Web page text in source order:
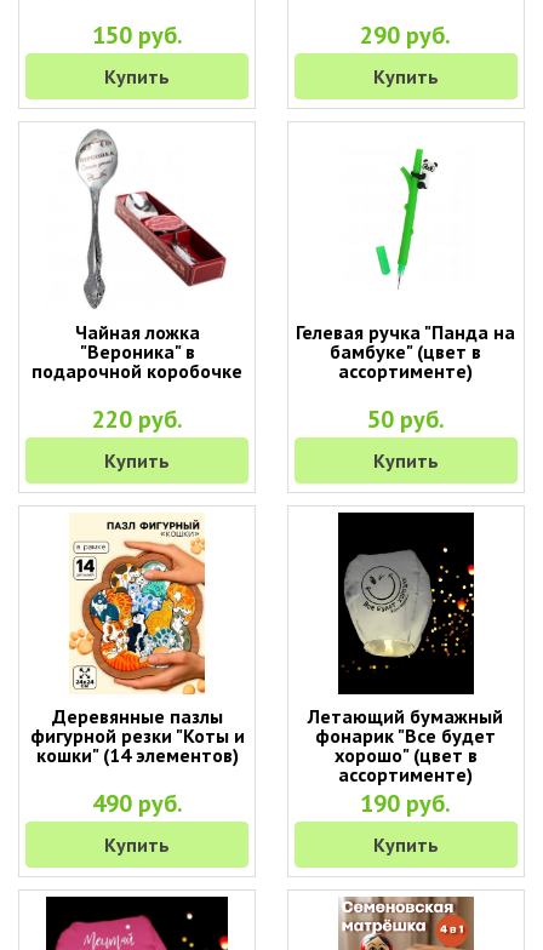
150 руб.
Купить
290 руб.
Купить
Чайная ложка
"Вероника" в
подарочной коробочке
220 руб.
Купить
Гелевая ручка "Панда на
бамбуке" (цвет в
ассортименте)
50 руб.
Купить
Деревянные пазлы
фигурной резки "Коты и
кошки" (14 элементов)
490 руб.
Купить
Летающий бумажный
фонарик "Все будет
хорошо" (цвет в
ассортименте)
190 руб.
Купить